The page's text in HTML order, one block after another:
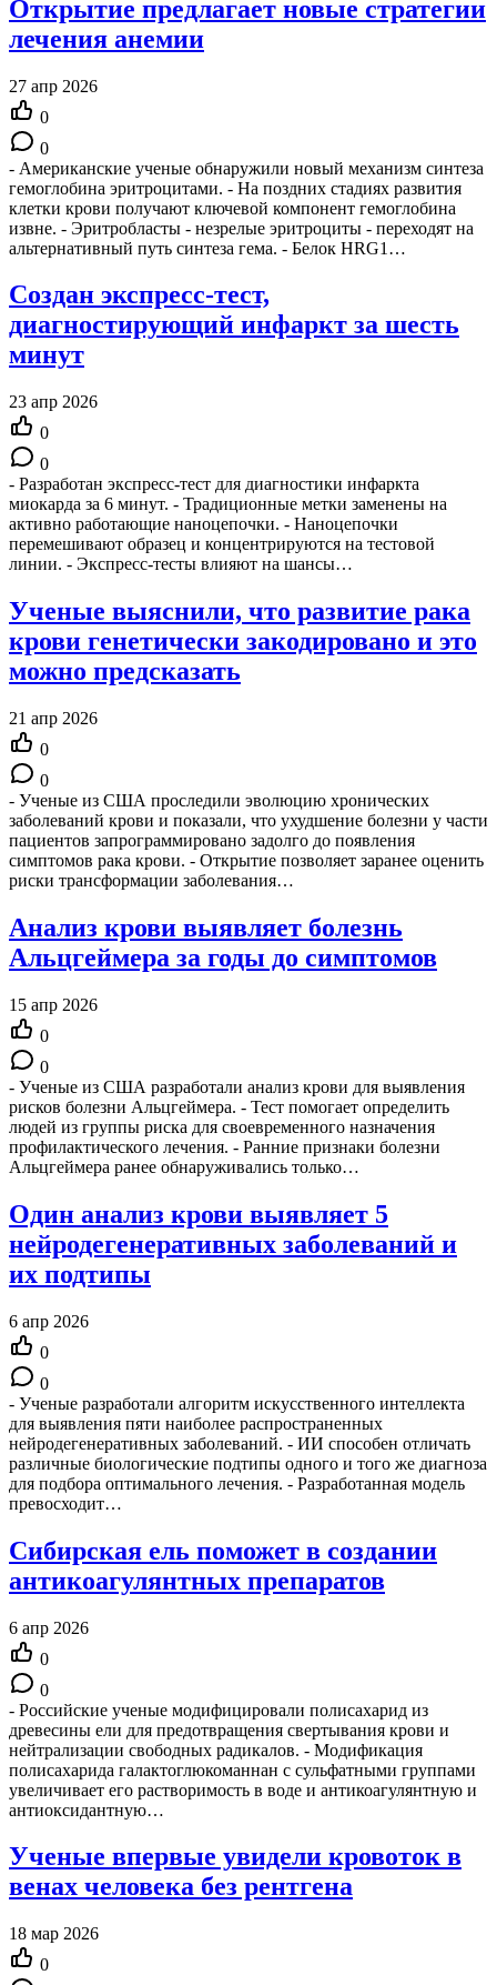
Открытие предлагает новые стратегии
лечения анемии
27 апр 2026
0
0
- Американские ученые обнаружили новый механизм синтеза
гемоглобина эритроцитами. - На поздних стадиях развития
клетки крови получают ключевой компонент гемоглобина
извне. - Эритробласты - незрелые эритроциты - переходят на
альтернативный путь синтеза гема. - Белок HRG1…
Создан экспресс-тест,
диагностирующий инфаркт за шесть
минут
23 апр 2026
0
0
- Разработан экспресс-тест для диагностики инфаркта
миокарда за 6 минут. - Традиционные метки заменены на
активно работающие наноцепочки. - Наноцепочки
перемешивают образец и концентрируются на тестовой
линии. - Экспресс-тесты влияют на шансы…
Ученые выяснили, что развитие рака
крови генетически закодировано и это
можно предсказать
21 апр 2026
0
0
- Ученые из США проследили эволюцию хронических
заболеваний крови и показали, что ухудшение болезни у части
пациентов запрограммировано задолго до появления
симптомов рака крови. - Открытие позволяет заранее оценить
риски трансформации заболевания…
Анализ крови выявляет болезнь
Альцгеймера за годы до симптомов
15 апр 2026
0
0
- Ученые из США разработали анализ крови для выявления
рисков болезни Альцгеймера. - Тест помогает определить
людей из группы риска для своевременного назначения
профилактического лечения. - Ранние признаки болезни
Альцгеймера ранее обнаруживались только…
Один анализ крови выявляет 5
нейродегенеративных заболеваний и
их подтипы
6 апр 2026
0
0
- Ученые разработали алгоритм искусственного интеллекта
для выявления пяти наиболее распространенных
нейродегенеративных заболеваний. - ИИ способен отличать
различные биологические подтипы одного и того же диагноза
для подбора оптимального лечения. - Разработанная модель
превосходит…
Сибирская ель поможет в создании
антикоагулянтных препаратов
6 апр 2026
0
0
- Российские ученые модифицировали полисахарид из
древесины ели для предотвращения свертывания крови и
нейтрализации свободных радикалов. - Модификация
полисахарида галактоглюкоманнан с сульфатными группами
увеличивает его растворимость в воде и антикоагулянтную и
антиоксидантную…
Ученые впервые увидели кровоток в
венах человека без рентгена
18 мар 2026
0